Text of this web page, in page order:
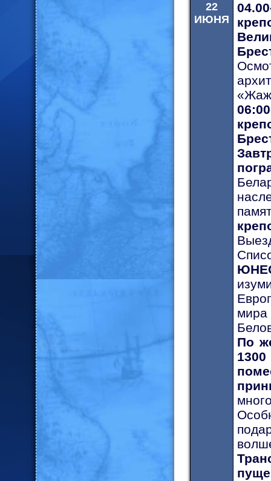
22
ИЮНЯ
По